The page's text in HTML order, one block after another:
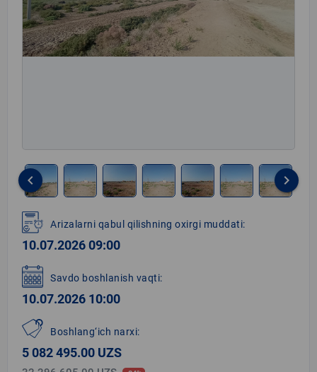
1
of
8
keyboard_arrow_left keyboard_arrow_right
Arizalarni qabul qilishning oxirgi muddati:
10.07.2026 09:00
Savdo boshlanish vaqti:
10.07.2026 10:00
Boshlang‘ich narxi:
5 082 495.00 UZS